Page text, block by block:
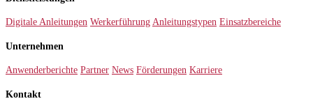
Digitale Anleitungen Werkerführung Anleitungstypen Einsatzbereiche
Unternehmen
Anwenderberichte Partner News Förderungen Karriere
Kontakt